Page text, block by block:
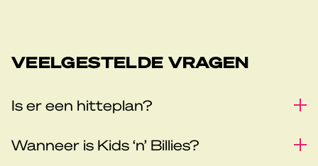
VEELGESTELDE VRAGEN
Is er een hitteplan?
Wanneer is Kids ‘n’ Billies?